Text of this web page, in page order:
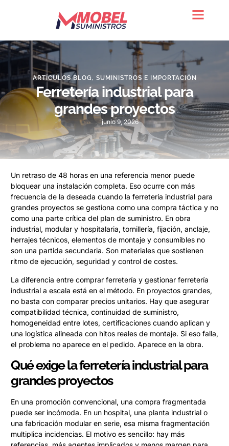
ARTÍCULOS BLOG, SUMINISTROS E IMPORTACIÓN
Ferretería industrial para
grandes proyectos
junio 9, 2026
Un retraso de 48 horas en una referencia menor puede
bloquear una instalación completa. Eso ocurre con más
frecuencia de la deseada cuando la ferretería industrial para
grandes proyectos se gestiona como una compra táctica y no
como una parte crítica del plan de suministro. En obra
industrial, modular y hospitalaria, tornillería, fijación, anclaje,
herrajes técnicos, elementos de montaje y consumibles no
son una partida secundaria. Son materiales que sostienen
ritmo de ejecución, seguridad y control de costes.
La diferencia entre comprar ferretería y gestionar ferretería
industrial a escala está en el método. En proyectos grandes,
no basta con comparar precios unitarios. Hay que asegurar
compatibilidad técnica, continuidad de suministro,
homogeneidad entre lotes, certificaciones cuando aplican y
una logística alineada con hitos reales de montaje. Si eso falla,
el problema no aparece en el pedido. Aparece en la obra.
Qué exige la ferretería industrial para
grandes proyectos
En una promoción convencional, una compra fragmentada
puede ser incómoda. En un hospital, una planta industrial o
una fabricación modular en serie, esa misma fragmentación
multiplica incidencias. El motivo es sencillo: hay más